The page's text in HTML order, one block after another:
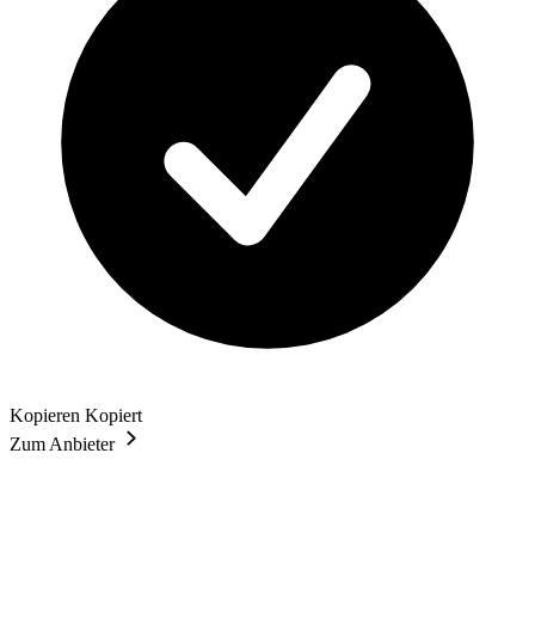
Kopieren Kopiert
Zum Anbieter